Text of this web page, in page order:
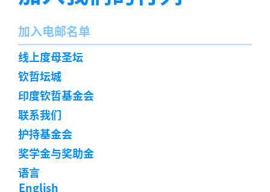
名
字
加入电邮名单
订
阅
线上度母圣坛
钦哲坛城
印度钦哲基金会
联系我们
护持基金会
奖学金与奖助金
语言
English